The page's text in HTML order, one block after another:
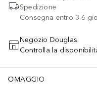
Spedizione
Consegna entro 3-6
Negozio Douglas
Controlla la
OMAGGIO